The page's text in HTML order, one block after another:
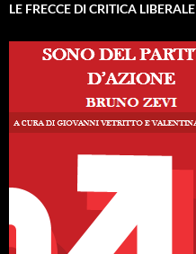
LE FRECCE DI CRITICA LIBERALE